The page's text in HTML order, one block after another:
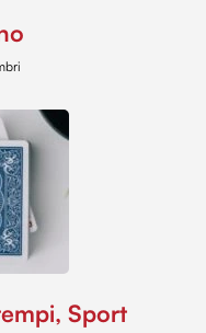
Sport